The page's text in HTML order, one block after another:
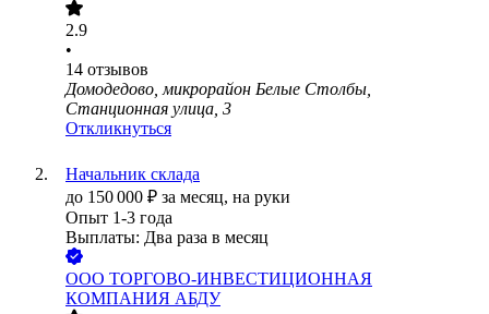
2.9
•
14 отзывов
Домодедово, микрорайон Белые Столбы,
Станционная улица, 3
Откликнуться
Начальник склада
до 150 000 ₽ за месяц, на руки
Опыт 1-3 года
Выплаты: Два раза в месяц
ООО ТОРГОВО-ИНВЕСТИЦИОННАЯ
КОМПАНИЯ АБДУ